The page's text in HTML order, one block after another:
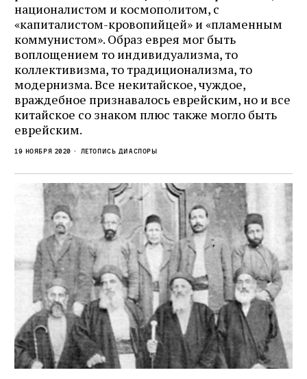
националистом и космополитом, с
«капиталистом-кровопийцей» и «пламенным
коммунистом». Образ еврея мог быть
воплощением то индивидуализма, то
коллективизма, то традиционализма, то
модернизма. Все некитайское, чуждое,
враждебное признавалось еврейским, но и все
китайское со знаком плюс также могло быть
еврейским.
19 ноября 2020 Летопись диаспоры